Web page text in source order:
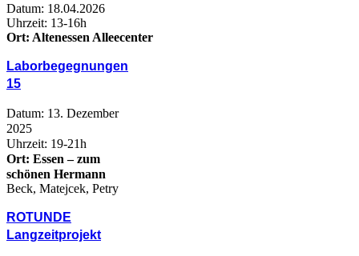
Datum: 18.04.2026
Uhrzeit: 13-16h
Ort: Altenessen Alleecenter
Laborbegegnungen
15
Datum: 13. Dezember
2025
Uhrzeit: 19-21h
Ort: Essen – zum
schönen Hermann
Beck, Matejcek, Petry
ROTUNDE
Langzeitprojekt